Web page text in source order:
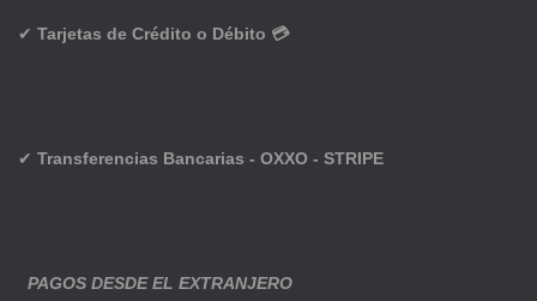
✔ Tarjetas de Crédito o Débito 💳
✔ Transferencias Bancarias - OXXO - STRIPE
PAGOS DESDE EL EXTRANJERO